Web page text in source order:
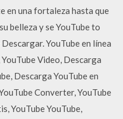
en una fortaleza hasta que
belleza y se YouTube to
YouTube en línea
Video, Descarga
Descarga YouTube en
Converter, YouTube
YouTube YouTube,